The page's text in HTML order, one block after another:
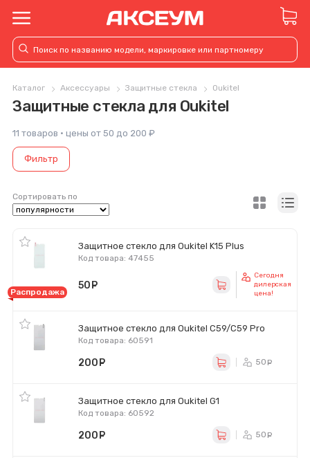
Каталог Аксессуары Защитные стекла Oukitel
Защитные стекла для Oukitel
11 товаров · цены от 50 до 200 ₽
Фильтр
Сортировать по
Защитное стекло для Oukitel K15 Plus
Код товара: 47455
Распродажа
50
Сегодня
дилерская
цена!
Защитное стекло для Oukitel C59/C59 Pro
Код товара: 60591
200 50
Защитное стекло для Oukitel G1
Код товара: 60592
200 50